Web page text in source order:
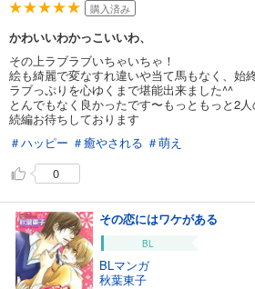
購入済み
かわいいわかっこいいわ、
その上ラブラブいちゃいちゃ！
絵も綺麗で変なすれ違いや当て馬もなく、始
ラブっぷりを心ゆくまで堪能出来ました^^
とんでもなく良かったです〜もっともっと2
続編お待ちしております
＃ハッピー ＃癒やされる ＃萌え
0
その恋にはワケがある
BL
BLマンガ
秋葉東子